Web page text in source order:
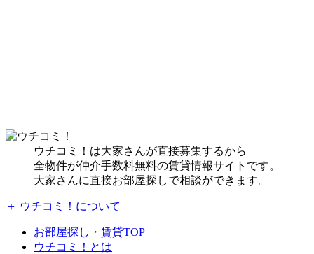
ウチコミ！は大家さんが直接募集するから
全物件が仲介手数料無料の賃貸情報サイトです。
大家さんに直接お部屋探しで相談ができます。
＋ ウチコミ！について
お部屋探し・賃貸TOP
ウチコミ！とは